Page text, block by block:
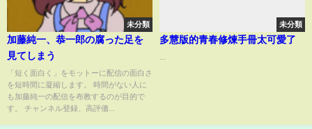
未分類
加藤純一、恭一郎の腐った足を
見てしまう
「短く面白く」をモットーに配信の面白さ
を短時間に凝縮します。 時間がない人に
も加藤純一の配信を布教するのが目的で
す。 チャンネル登録、高評価...
未分類
多慧版的青春修煉手冊太可愛了